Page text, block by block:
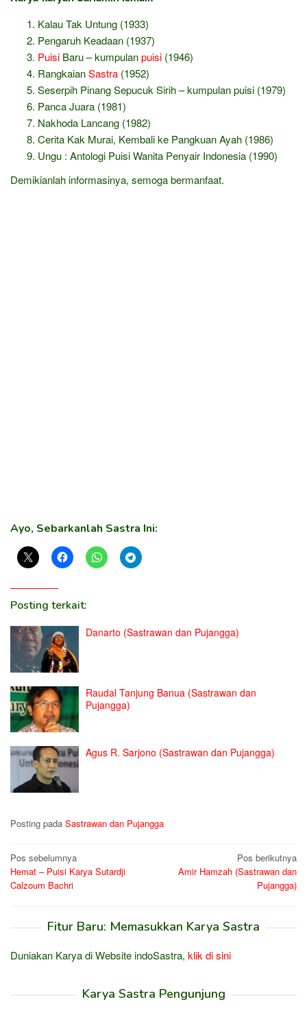
Kalau Tak Untung (1933)
Pengaruh Keadaan (1937)
Puisi Baru – kumpulanpuisi (1946)
RangkaianSastra (1952)
Seserpih Pinang Sepucuk Sirih – kumpulan puisi (1979)
Panca Juara (1981)
Nakhoda Lancang (1982)
Cerita Kak Murai, Kembali ke Pangkuan Ayah (1986)
Ungu : Antologi Puisi Wanita Penyair Indonesia (1990)
Demikianlah informasinya, semoga bermanfaat.
Ayo, Sebarkanlah Sastra Ini:
Posting terkait:
Danarto (Sastrawan dan Pujangga)
Raudal Tanjung Banua (Sastrawan dan
Pujangga)
Agus R. Sarjono (Sastrawan dan Pujangga)
Posting pada Sastrawan dan Pujangga
Navigasi
pos
Pos sebelumnya
Hemat – Puisi Karya Sutardji
Calzoum Bachri
Pos berikutnya
Amir Hamzah (Sastrawan dan
Pujangga)
Fitur Baru: Memasukkan Karya Sastra
Duniakan Karya di Website indoSastra, klik di sini
Karya Sastra Pengunjung